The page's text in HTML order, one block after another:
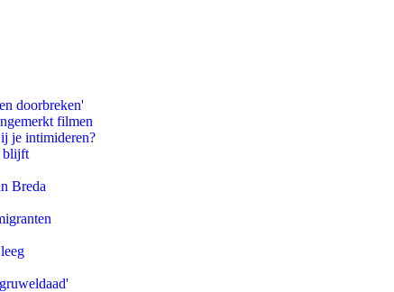
doorbreken'
filmen
je intimideren?
blijft
Breda